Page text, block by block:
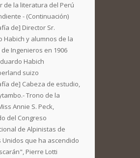
de la literatura del Perú
- (Continuación)
de] Director Sr.
Habich y alumnos de la
de Ingenieros en 1906
Habich
suizo
de] Cabeza de estudio,
Trono de la
Annie S. Peck,
del Congreso
de Alpinistas de
Unidos que ha ascendido
Pierre Lotti